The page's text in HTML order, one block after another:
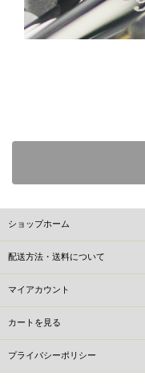
ショップホーム
配送方法・送料について
マイアカウント
カートを見る
プライバシーポリシー